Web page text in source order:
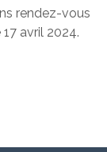
rendez-vous
avril 2024.